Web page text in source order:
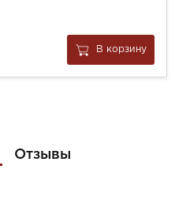
В корзину
Отзывы